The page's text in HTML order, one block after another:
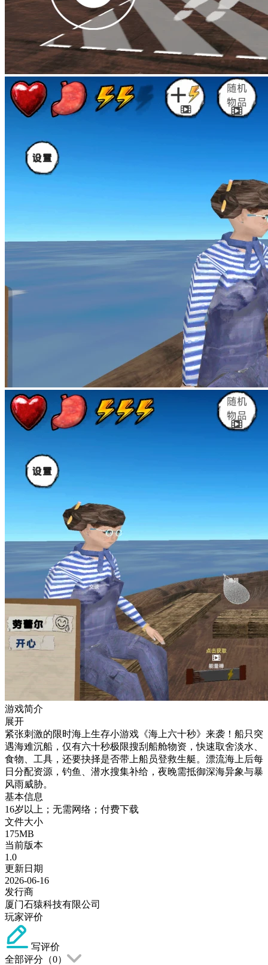
游戏简介
展开
紧张刺激的限时海上生存小游戏《海上六十秒》来袭！船只突
遇海难沉船，仅有六十秒极限搜刮船舱物资，快速取舍淡水、
食物、工具，还要抉择是否带上船员登救生艇。漂流海上后每
日分配资源，钓鱼、潜水搜集补给，夜晚需抵御深海异象与暴
风雨威胁。
基本信息
16岁以上；无需网络；付费下载
文件大小
175MB
当前版本
1.0
更新日期
2026-06-16
发行商
厦门石猿科技有限公司
玩家评价
写评价
全部评分（0）